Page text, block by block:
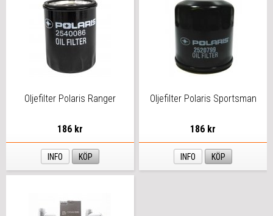
Oljefilter Polaris Ranger
186 kr
INFO KÖP
Oljefilter Polaris Sportsman
186 kr
INFO KÖP